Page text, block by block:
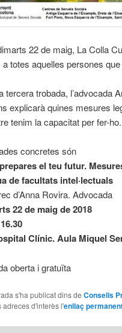
22 de maig, La Colla
totes aquelles persones
tercera trobada, l’advocada
explicarà quines mesures
tenim la capacitat per fer-ho.
concretes són
el teu futur.
de facultats intel·lectuals
d’Anna Rovira. Advocada
22 de maig de 2018
Clínic. Aula Miquel
oberta i gratuïta
s'ha publicat dins de Consells
adreces d'interès l'enllaç